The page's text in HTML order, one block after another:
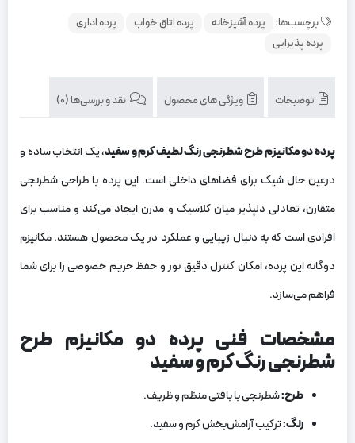
برچسب‌ها: پرده آشپزخانه پرده اتاق خواب
پرده اداری
پرده پذیرایی
توضیحات ویژگی های محصول نقد و بررسی‌ها (0)
پرده دو مکانیزم طرح شطرنجی رنگ لطیف کرم و سفید، یک انتخاب ساده و
درعین‌ حال شیک برای فضاهای داخلی است. این پرده با طراحی شطرنجی
متقارن، تعادلی دلپذیر میان کلاسیک و مدرن ایجاد می‌کند و مناسب برای
افرادی است که به دنبال زیبایی و عملکرد در یک محصول هستند. مکانیزم
دوگانه این پرده، امکان کنترل دقیق نور و حفظ حریم خصوصی را برای شما
فراهم می‌سازد.
مشخصات فنی پرده دو مکانیزم طرح
شطرنجی رنگ کرم و سفید
طرح:شطرنجی با بافتی منظم و ظریف.
رنگ:ترکیب آرامش‌بخش کرم و سفید.